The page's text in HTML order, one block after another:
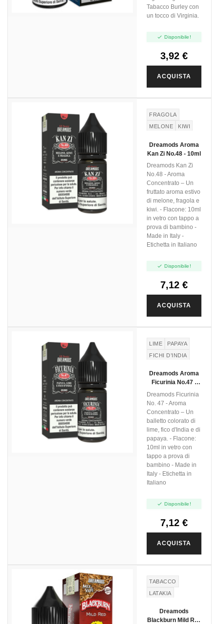
Tabacco Burley con
un tocco di Virginia.
 Disponibile!
3,92 €
ACQUISTA
FRAGOLA
MELONE
KIWI
Dreamods Aroma
Kan Zi No.48 - 10ml
Dreamods Kan Zi
No.48 - Aroma
Concentrato – Un
fruttato aroma estivo
di melone, fragola e
kiwi. - Flacone: 10ml
in vetro con tappo a
prova di bambino -
Made in Italy -
Etichetta in Italiano
 Disponibile!
7,12 €
ACQUISTA
LIME
PAPAYA
FICHI D’INDIA
DRAGO
Dreamods Aroma
Ficurinia No.47 -
10ml
Dreamods Ficurinia
No. 47 - Aroma
Concentrato – Un
balletto colorato di
lime, fico d'India e di
papaya. - Flacone:
10ml in vetro con
tappo a prova di
bambino - Made in
Italy - Etichetta in
Italiano
 Disponibile!
7,12 €
ACQUISTA
TABACCO
LATAKIA
Dreamods
Blackburn Mild Red